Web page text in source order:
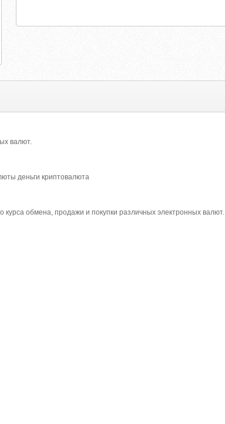
валют.
деньги криптовалюта
курса обмена, продажи и покупки различных электронных валют.